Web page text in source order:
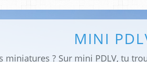
MINI